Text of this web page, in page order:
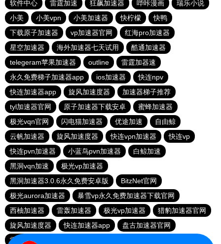
软件中心
雷霆加速 狂飙加速器 哔咔漫画
瑞乐小说
小美
小美vpn 小美加速器 快柠檬
快鸭
下载原子加速器
vp加速器官网
红海pro加速器
星空加速器
海外加速器七天试用
酷通加速器
telegeram苹果加速器
outline
雷霆加器速
永久免费梯子加速器app
ios加速器
快连npv
快连加速器app
旋风加速度器
加速器梯子推荐
tyl加速器官网
原子加速器下载安卓
蜜蜂加速器
极光vqn官网
闪电猫加速器 优途加速
自由鲸
云帆加速器
旋风加速度器 快连vρn加速器
快连vp
快连pvn加速器
小蓝鸟pvn加速器
白鲸加速
黑洞vqn加速
极光vp加速器
黑洞加速器3.0.6永久免费安卓版
BitzNet官网
极光aurora加速器
暴雪vp永久免费加速器下载官网
西柚加速器
雷轰加速器 极光vp加速器
猎豹加速器官网
旋风加速度器
快连加速器app
盘古加速器官网
雷霆加器速